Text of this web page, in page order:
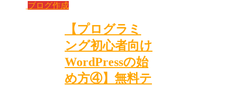
ブログ作成
【プログラミ
ング初心者向け
WordPressの始
め方④】無料テ